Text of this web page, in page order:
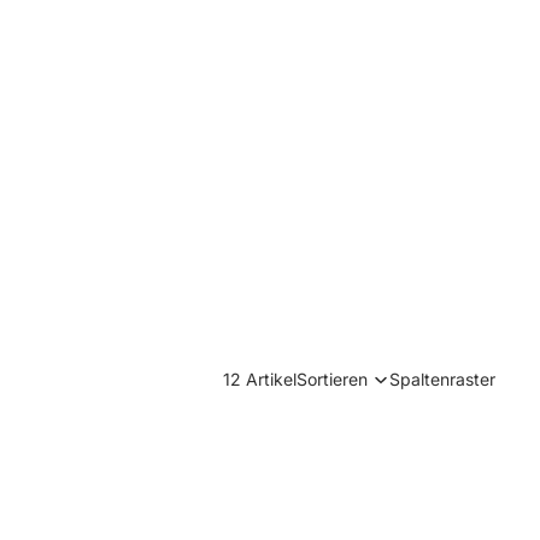
12 ArtikelSortieren Spaltenraster